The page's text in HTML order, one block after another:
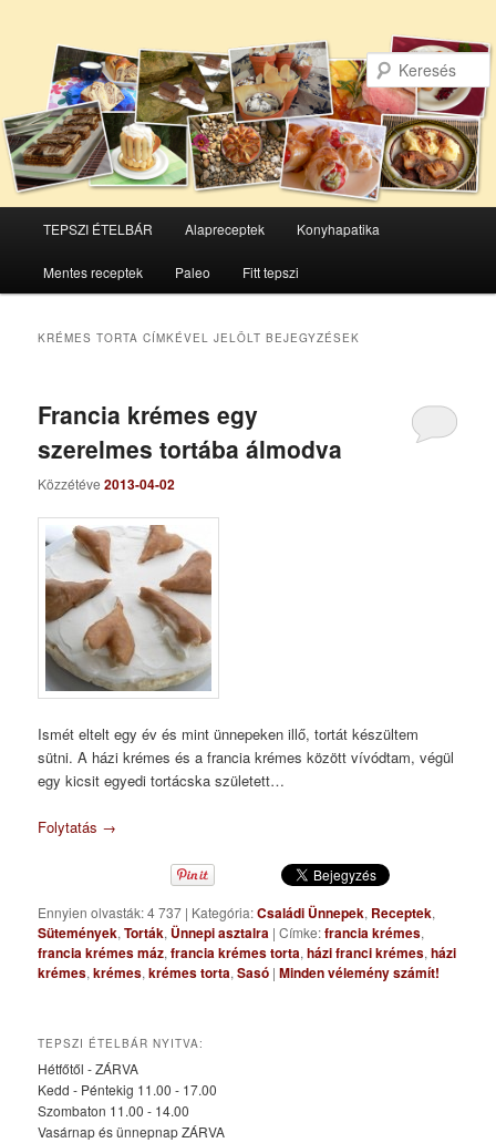
Tovább
az
elsődleges
Tovább
a
másodlagos
TEPSZI ÉTELBÁR Alapreceptek Konyhapatika
Mentes receptek Paleo Fitt tepszi
KRÉMES TORTA CÍMKÉVEL JELÖLT BEJEGYZÉSEK
Francia krémes egy
szerelmes tortába álmodva
Közzétéve2013-04-02
Ismét eltelt egy év és mint ünnepeken illő, tortát készültem
sütni. A házi krémes és a francia krémes között vívódtam, végül
egy kicsit egyedi tortácska született…
Folytatás →
Ennyien olvasták: 4 737 | Kategória:Családi Ünnepek, Receptek,
Sütemények,Torták, Ünnepi asztalra |Címke:francia krémes,
francia krémes máz,francia krémes torta,házi franci krémes,házi
krémes,krémes,krémes torta,Sasó |Minden vélemény számít!
TEPSZI ÉTELBÁR NYITVA:
Hétfőtől - ZÁRVA
Kedd - Péntekig 11.00 - 17.00
Szombaton 11.00 - 14.00
Vasárnap és ünnepnap ZÁRVA